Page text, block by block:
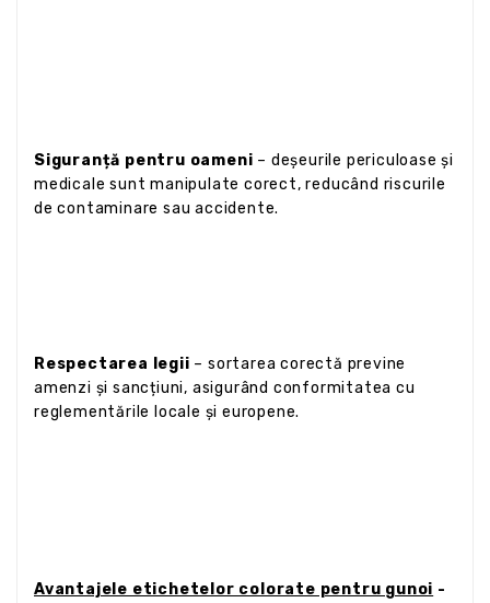
Siguranță pentru oameni – deșeurile periculoase și
medicale sunt manipulate corect, reducând riscurile
de contaminare sau accidente.
Respectarea legii – sortarea corectă previne
amenzi și sancțiuni, asigurând conformitatea cu
reglementările locale și europene.
Avantajele etichetelor colorate pentru gunoi -